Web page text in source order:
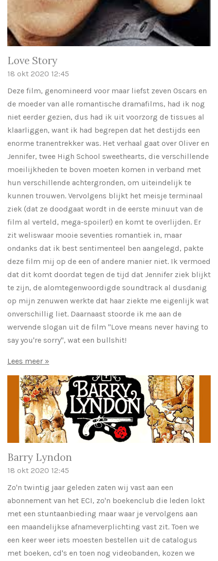
Love Story
18 okt 2020 12:45
Deze film, genomineerd voor maar liefst zeven Oscars en
de moeder van alle romantische dramafilms, had ik nog
niet eerder gezien, dus had ik uit voorzorg de tissues al
klaarliggen, want ik had begrepen dat het destijds een
enorme tranentrekker was. Het verhaal gaat over Oliver en
Jennifer, twee High School sweethearts, die verschillende
moeilijkheden te boven moeten komen in verband met
hun verschillende achtergronden, om uiteindelijk te
kunnen trouwen. Vervolgens blijkt het meisje terminaal
ziek (dat ze doodgaat wordt in de eerste minuut van de
film al verteld, mega-spoiler!) en komt te overlijden. Er
zit weliswaar mooie seventies romantiek in, maar
ondanks dat ik best sentimenteel ben aangelegd, pakte
deze film mij op de een of andere manier niet. Ik vermoed
dat dit komt doordat tegen de tijd dat Jennifer ziek blijkt
te zijn, de alomtegenwoordigde soundtrack al dusdanig
op mijn zenuwen werkte dat haar ziekte me eigenlijk wat
onverschillig liet. Daarnaast stoorde ik me aan de
wervende slogan uit de film "Love means never having to
say you're sorry", wat een bullshit!
Lees meer »
Barry Lyndon
18 okt 2020 12:45
Zo'n twintig jaar geleden zaten wij vast aan een
abonnement van het ECI, zo'n boekenclub die leden lokt
met een stuntaanbieding maar waar je vervolgens aan
een maandelijkse afnameverplichting vast zit. Toen we
een keer weer iets moesten bestellen uit de catalogus
met boeken, cd's en toen nog videobanden, kozen we